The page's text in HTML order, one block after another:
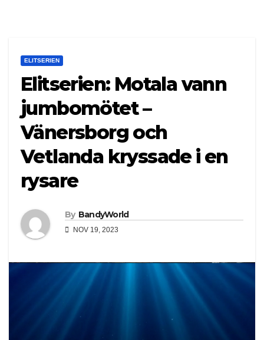
ELITSERIEN
Elitserien: Motala vann
jumbomötet –
Vänersborg och
Vetlanda kryssade i en
rysare
By BandyWorld
NOV 19, 2023